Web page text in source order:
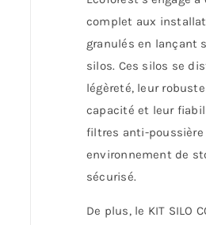
complet aux
granulés en lançant
silos. Ces silos se
légèreté, leur
capacité et leur
filtres anti-
environnement de
sécurisé.
De plus, le KIT SILO